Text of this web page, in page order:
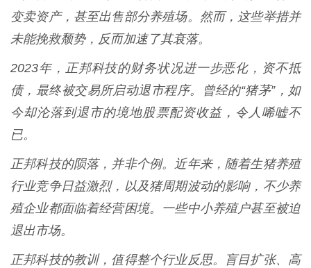
变卖资产，甚至出售部分养殖场。然而，这些举措并
未能挽救颓势，反而加速了其衰落。
2023年，正邦科技的财务状况进一步恶化，资不抵
债，最终被交易所启动退市程序。曾经的“猪茅”，如
今却沦落到退市的境地股票配资收益，令人唏嘘不
已。
正邦科技的陨落，并非个例。近年来，随着生猪养殖
行业竞争日益激烈，以及猪周期波动的影响，不少养
殖企业都面临着经营困境。一些中小养殖户甚至被迫
退出市场。
正邦科技的教训，值得整个行业反思。盲目扩张、高